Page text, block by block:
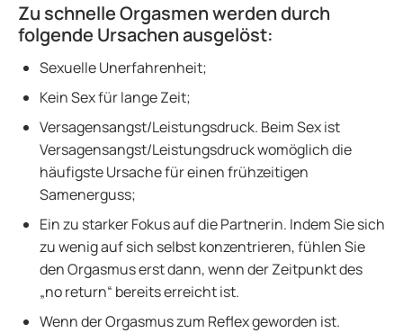
Zu schnelle Orgasmen werden durch
folgende Ursachen ausgelöst:
Sexuelle Unerfahrenheit;
Kein Sex für lange Zeit;
Versagensangst/Leistungsdruck. Beim Sex ist
Versagensangst/Leistungsdruck womöglich die
häufigste Ursache für einen frühzeitigen
Samenerguss;
Ein zu starker Fokus auf die Partnerin. Indem Sie sich
zu wenig auf sich selbst konzentrieren, fühlen Sie
den Orgasmus erst dann, wenn der Zeitpunkt des
„no return“ bereits erreicht ist.
Wenn der Orgasmus zum Reflex geworden ist.